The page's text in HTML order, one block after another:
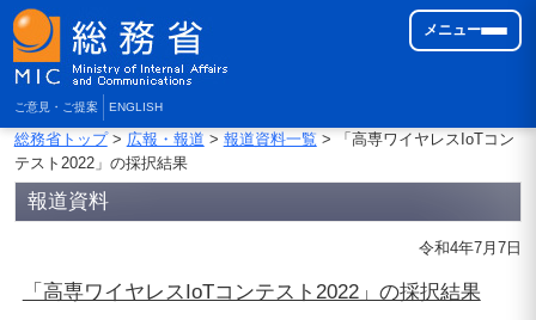
ご意見・ご提案 ENGLISH
メニュー
総務省トップ> 広報・報道 > 報道資料一覧> 「高専ワイヤレスIoTコン
テスト2022」の採択結果
報道資料
令和4年7月7日
「高専ワイヤレスIoTコンテスト2022」の採択結果